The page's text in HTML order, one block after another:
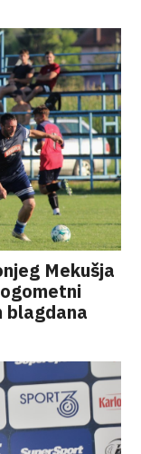
Mekušja
blagdana